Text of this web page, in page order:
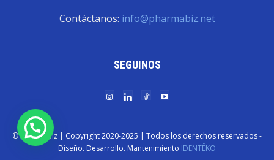
Contáctanos: info@pharmabiz.net
SEGUINOS
© Pharmabiz | Copyrıght 2020-2025 | Todos los derechos reservados -
Diseño. Desarrollo. Mantenimiento IDENTËKO